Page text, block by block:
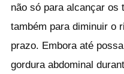
não só para alcançar os
também para diminuir o
prazo. Embora até
gordura abdominal